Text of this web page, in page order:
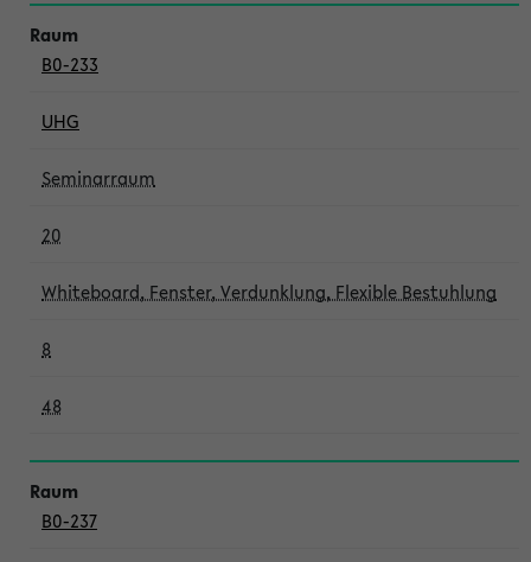
B0-233
UHG
Seminarraum
20
Whiteboard, Fenster, Verdunklung, Flexible Bestuhlung
8
48
B0-237